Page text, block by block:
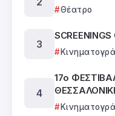
Θέατρο
17ο